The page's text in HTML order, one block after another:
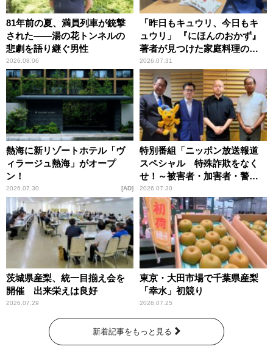
81年前の夏、満員列車が銃撃
された――湯の花トンネルの
悲劇を語り継ぐ男性
2026.08.06
「昨日もキュウリ、今日もキ
ュウリ」 『にほんのおかず』
著者が見つけた家庭料理の知
恵
2026.07.31
熱海に新リゾートホテル「ヴ
ィラージュ熱海」がオープ
ン！
2026.07.30 AD
特別番組「ニッポン放送報道
スペシャル 特殊詐欺をなく
せ！～被害者・加害者・警視
庁が語るトクリュウの実態
～」放送
2026.07.30
茨城県産梨、統一目揃え会を
開催 出来栄えは良好
2026.07.29
東京・大田市場で千葉県産梨
「幸水」初競り
2026.07.25
新着記事をもっと見る